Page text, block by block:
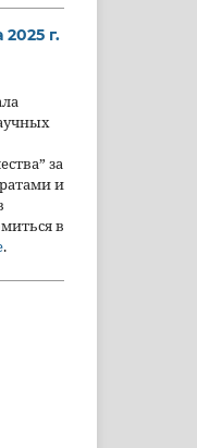
г.
за
и
в
.